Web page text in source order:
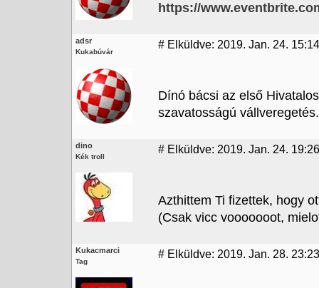
https://
adsr
Kukabúvár
# Elküldve: 2019. Jan. 24. 15:14
Dínó bácsi az első
szavatosságú vállveregetés.
dino
Kék troll
# Elküldve: 2019. Jan. 24. 19:26
Azthittem Ti fizettek, hogy
(Csak vicc vooooooot,
Kukacmarci
Tag
# Elküldve: 2019. Jan. 28. 23:23